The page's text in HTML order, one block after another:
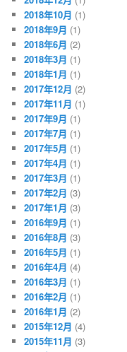
2018年10月 (1)
2018年9月 (1)
2018年6月 (2)
2018年3月 (1)
2018年1月 (1)
2017年12月 (2)
2017年11月 (1)
2017年9月 (1)
2017年7月 (1)
2017年5月 (1)
2017年4月 (1)
2017年3月 (1)
2017年2月 (3)
2017年1月 (3)
2016年9月 (1)
2016年8月 (3)
2016年5月 (1)
2016年4月 (4)
2016年3月 (1)
2016年2月 (1)
2016年1月 (2)
2015年12月 (4)
2015年11月 (3)